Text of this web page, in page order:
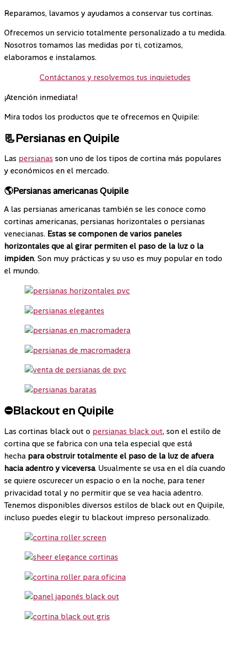
Reparamos, lavamos y ayudamos a conservar tus cortinas.
Ofrecemos un servicio totalmente personalizado a tu medida.
Nosotros tomamos las medidas por ti, cotizamos,
elaboramos e instalamos.
Contáctanos y resolvemos tus inquietudes
¡Atención inmediata!
Mira todos los productos que te ofrecemos en Quipile:
📃Persianas en Quipile
Las persianas son uno de los tipos de cortina más populares
y económicos en el mercado.
🌎Persianas americanas Quipile
A las persianas americanas también se les conoce como
cortinas americanas, persianas horizontales o persianas
venecianas. Estas se componen de varios paneles
horizontales que al girar permiten el paso de la luz o la
impiden. Son muy prácticas y su uso es muy popular en todo
el mundo.
⛔Blackout en Quipile
Las cortinas black out o persianas black out, son el estilo de
cortina que se fabrica con una tela especial que está
hecha para obstruir totalmente el paso de la luz de afuera
hacia adentro y viceversa. Usualmente se usa en el día cuando
se quiere oscurecer un espacio o en la noche, para tener
privacidad total y no permitir que se vea hacia adentro.
Tenemos disponibles diversos estilos de black out en Quipile,
incluso puedes elegir tu blackout impreso personalizado.